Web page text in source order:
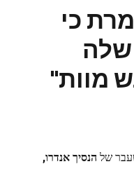
כי
שלה
מוות"
של הנסיך אנדרו,